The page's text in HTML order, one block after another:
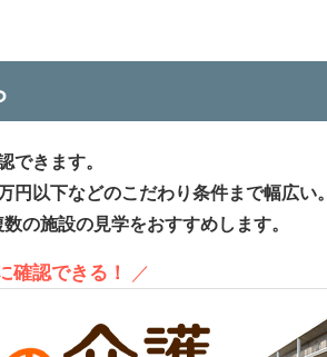
できます。
以下などのこだわり条件まで幅広い。
の施設の見学をおすすめします。
確認できる！ ／